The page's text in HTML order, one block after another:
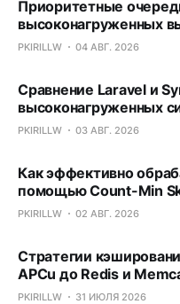
Приоритетные
высоконагруженных
PKIRILLW 04 АВГ. 2026
Сравнение Laravel и
высоконагруженных
PKIRILLW 03 АВГ. 2026
Как эффективно
помощью Count-Min
PKIRILLW 02 АВГ. 2026
Стратегии
APCu до Redis и
PKIRILLW 31 ИЮЛЯ 2026